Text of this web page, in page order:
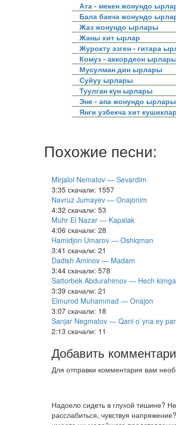
Ата - мекен жонундо
Бала бакча жонундо
Жаз жонундо ырлары
Жаны хит ырлар
Журокту эзген - гитара
Комуз - аккордеон ырлары
Мусулман дин ырлары
Суйуу ырлары
Туулган күн ырлары
Эне - апа жонундо ырлары
Янги узбекча хит кушиклар
Похожие песни:
Mirjalol Nematov — Sevardim
3:35 скачали: 1557
Navruz Jumayev — Onajonim
4:32 скачали: 53
Muhr El Nazar — Kapalak
4:06 скачали: 28
Hamidjon Umarov — Oshiqman
3:41 скачали: 21
Dadish Aminov — Madam
3:44 скачали: 578
Sattorbek Abdurahimov — Hech
3:39 скачали: 21
Elmurod Muhammad — Onajon
3:07 скачали: 18
Sanjar Negmatov — Qani o`yna ey
2:13 скачали: 11
Добавить
Для отправки комментария вам
Надоело сидеть в глухой тишине?
расслабиться, чувствуя